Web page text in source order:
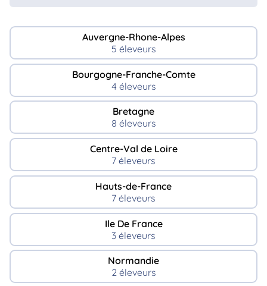
Auvergne-Rhone-Alpes
5 éleveurs
Bourgogne-Franche-Comte
4 éleveurs
Bretagne
8 éleveurs
Centre-Val de Loire
7 éleveurs
Hauts-de-France
7 éleveurs
Ile De France
3 éleveurs
Normandie
2 éleveurs